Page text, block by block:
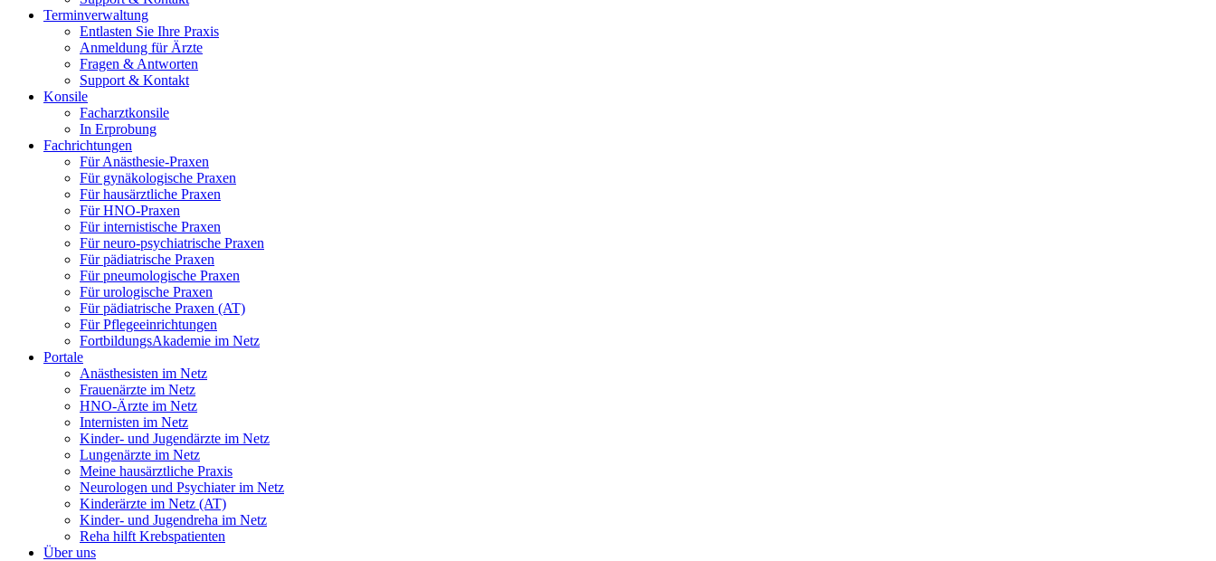
Terminverwaltung
Entlasten Sie Ihre Praxis
Anmeldung für Ärzte
Fragen & Antworten
Support & Kontakt
Konsile
Facharztkonsile
In Erprobung
Fachrichtungen
Für Anästhesie-Praxen
Für gynäkologische Praxen
Für hausärztliche Praxen
Für HNO-Praxen
Für internistische Praxen
Für neuro-psychiatrische Praxen
Für pädiatrische Praxen
Für pneumologische Praxen
Für urologische Praxen
Für pädiatrische Praxen (AT)
Für Pflegeeinrichtungen
FortbildungsAkademie im Netz
Portale
Anästhesisten im Netz
Frauenärzte im Netz
HNO-Ärzte im Netz
Internisten im Netz
Kinder- und Jugendärzte im Netz
Lungenärzte im Netz
Meine hausärztliche Praxis
Neurologen und Psychiater im Netz
Kinderärzte im Netz (AT)
Kinder- und Jugendreha im Netz
Reha hilft Krebspatienten
Über uns